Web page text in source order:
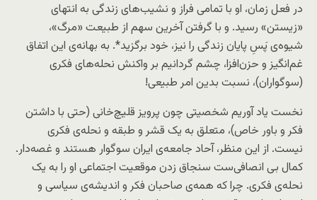
در فعل زمان، او با تمامی فراز و نشیب‌های زندگی به انتهای
«زیستن» رسید. و با گرفتن آخرین سهم از طبیعت «مرگ»،
شیوه‌ی پَسِ پایان زندگی را نیز، خود برگزید*. به بهانه‌ی این اتفاق
غم‌انگیز و حزن‌افزا، چشم گردانیم بر واکنش نحله‌های فکری
(سوگواران)، نسبت بدین امر طبیعی!
نخست یاد آوریم شخصیتی چون پرویز قلیچ‌خانی (حتی با داشتن
فکر و باور خاص)، متعلق به یک قشر و طبقه و نحله‌ی فکری
نیست. از این منظر، آحاد جامعه‌ی ایران سوگوار هستند و غصه‌دار.
کمال بی انصافی‌ست سنجاق زدن موقعیت اجتماعی او را به یک
نحله‌ی فکری. چرا که همه‌ی صاحبان فکر و اندیشه‌ی سیاسی و